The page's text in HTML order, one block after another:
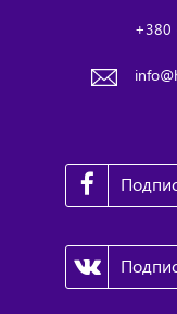
+380